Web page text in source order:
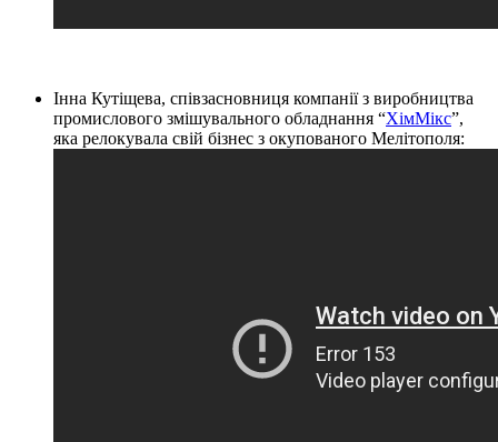
Інна Кутіщева, співзасновниця компанії з виробництва
промислового змішувального обладнання “ХімМікс”,
яка релокувала свій бізнес з окупованого Мелітополя: